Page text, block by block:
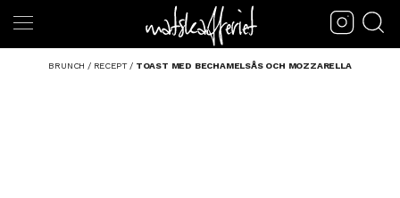
BRUNCH / RECEPT/ TOAST MED BECHAMELSÅS OCH MOZZARELLA